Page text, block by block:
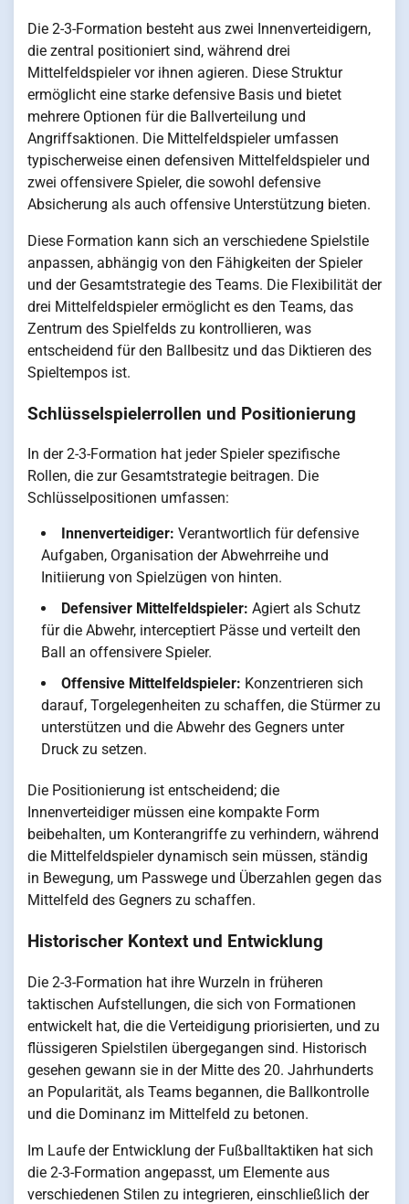
Die 2-3-Formation besteht aus zwei Innenverteidigern,
die zentral positioniert sind, während drei
Mittelfeldspieler vor ihnen agieren. Diese Struktur
ermöglicht eine starke defensive Basis und bietet
mehrere Optionen für die Ballverteilung und
Angriffsaktionen. Die Mittelfeldspieler umfassen
typischerweise einen defensiven Mittelfeldspieler und
zwei offensivere Spieler, die sowohl defensive
Absicherung als auch offensive Unterstützung bieten.
Diese Formation kann sich an verschiedene Spielstile
anpassen, abhängig von den Fähigkeiten der Spieler
und der Gesamtstrategie des Teams. Die Flexibilität der
drei Mittelfeldspieler ermöglicht es den Teams, das
Zentrum des Spielfelds zu kontrollieren, was
entscheidend für den Ballbesitz und das Diktieren des
Spieltempos ist.
Schlüsselspielerrollen und Positionierung
In der 2-3-Formation hat jeder Spieler spezifische
Rollen, die zur Gesamtstrategie beitragen. Die
Schlüsselpositionen umfassen:
Innenverteidiger: Verantwortlich für defensive
Aufgaben, Organisation der Abwehrreihe und
Initiierung von Spielzügen von hinten.
Defensiver Mittelfeldspieler: Agiert als Schutz
für die Abwehr, interceptiert Pässe und verteilt den
Ball an offensivere Spieler.
Offensive Mittelfeldspieler: Konzentrieren sich
darauf, Torgelegenheiten zu schaffen, die Stürmer zu
unterstützen und die Abwehr des Gegners unter
Druck zu setzen.
Die Positionierung ist entscheidend; die
Innenverteidiger müssen eine kompakte Form
beibehalten, um Konterangriffe zu verhindern, während
die Mittelfeldspieler dynamisch sein müssen, ständig
in Bewegung, um Passwege und Überzahlen gegen das
Mittelfeld des Gegners zu schaffen.
Historischer Kontext und Entwicklung
Die 2-3-Formation hat ihre Wurzeln in früheren
taktischen Aufstellungen, die sich von Formationen
entwickelt hat, die die Verteidigung priorisierten, und zu
flüssigeren Spielstilen übergegangen sind. Historisch
gesehen gewann sie in der Mitte des 20. Jahrhunderts
an Popularität, als Teams begannen, die Ballkontrolle
und die Dominanz im Mittelfeld zu betonen.
Im Laufe der Entwicklung der Fußballtaktiken hat sich
die 2-3-Formation angepasst, um Elemente aus
verschiedenen Stilen zu integrieren, einschließlich der